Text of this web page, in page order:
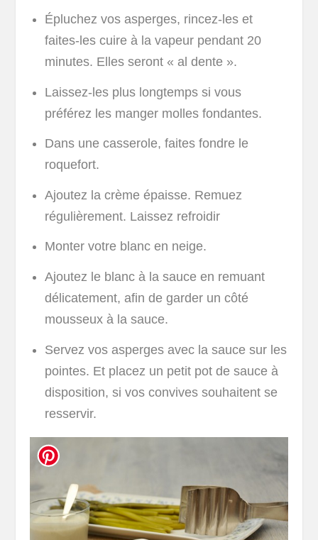
Épluchez vos asperges, rincez-les et
faites-les cuire à la vapeur pendant 20
minutes. Elles seront « al dente ».
Laissez-les plus longtemps si vous
préférez les manger molles fondantes.
Dans une casserole, faites fondre le
roquefort.
Ajoutez la crème épaisse. Remuez
régulièrement. Laissez refroidir
Monter votre blanc en neige.
Ajoutez le blanc à la sauce en remuant
délicatement, afin de garder un côté
mousseux à la sauce.
Servez vos asperges avec la sauce sur les
pointes. Et placez un petit pot de sauce à
disposition, si vos convives souhaitent se
resservir.